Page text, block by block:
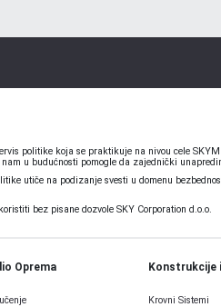
politike koja se praktikuje na nivou cele
u budućnosti pomogle da zajednički
utiče na podizanje svesti u domenu
bez pisane dozvole SKY Corporation d.o.o.
Oprema Konstrukcije
Krovni Sistemi